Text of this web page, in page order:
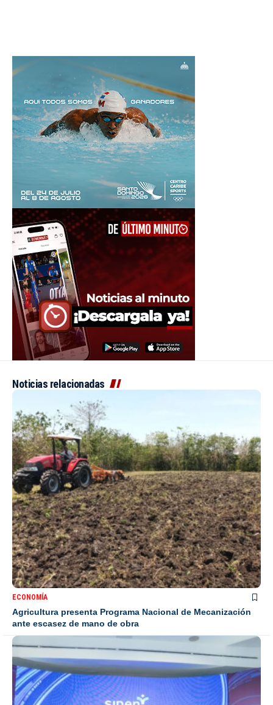
Noticias relacionadas
ECONOMÍA
Agricultura presenta Programa Nacional de Mecanización
ante escasez de mano de obra